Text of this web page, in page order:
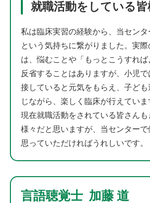
就職活動をしている
私は臨床実習の経験から、当セン
という気持ちに繋がりました。実
は、悩むことや「もっとこうすれば
反省することはありますが、小児で
接していると元気をもらえ、子ど
じながら、楽しく臨床が行えていま
現在就職活動をされている皆さんも
様々だと思いますが、当センターで
思っていただければうれしいです。
言語聴覚士 加藤 道